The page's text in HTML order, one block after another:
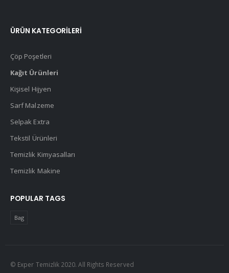
ÜRÜN KATEGORILERI
Çöp Poşetleri
Kağıt Ürünleri
Kişisel Hijyen
Sarf Malzeme
Selpak Extra
Tekstil Ürünleri
Temizlik Kimyasalları
Temizlik Makine
POPULAR TAGS
Bag
© Exper Temizlik 2020. All Rights Reserved